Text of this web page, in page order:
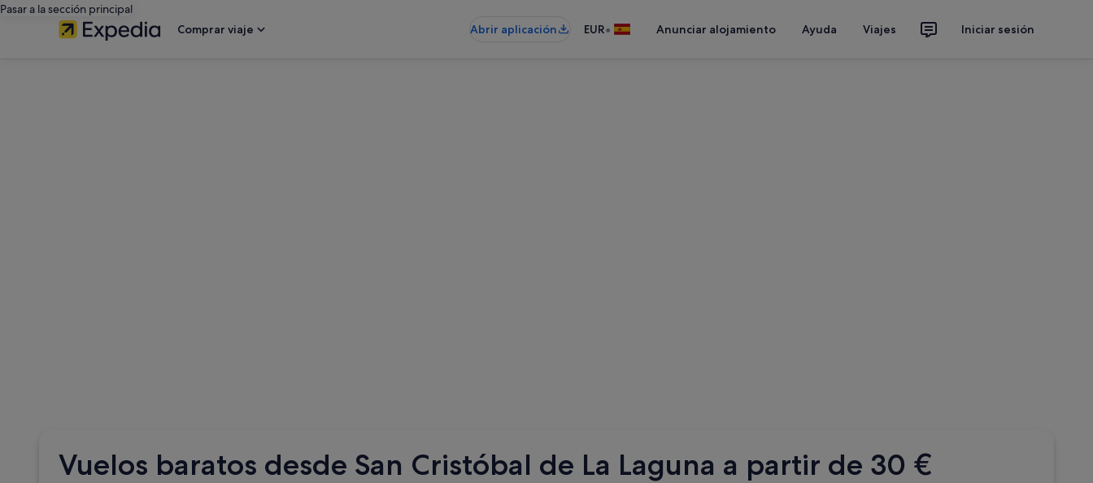
Pasar a la sección principal
Comprar viaje
Abrir aplicación EUR• Anunciar alojamiento Ayuda Viajes Iniciar sesión
Vuelos baratos desde San Cristóbal de La Laguna a partir de 30 €